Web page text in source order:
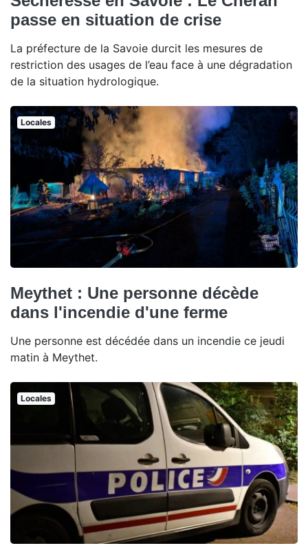
passe en situation de crise
La préfecture de la Savoie durcit les mesures de
restriction des usages de l’eau face à une dégradation
de la situation hydrologique.
Locales
Meythet : Une personne décède
dans l'incendie d'une ferme
Une personne est décédée dans un incendie ce jeudi
matin à Meythet.
Locales